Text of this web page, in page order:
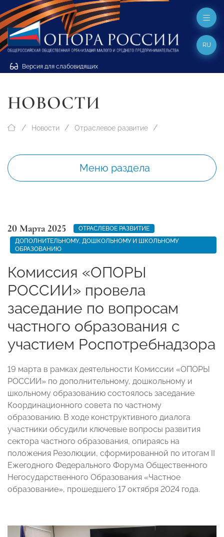
Версия для слабовидящих
RU
НОВОСТИ
Новости Отраслевое развитие
Меню раздела
20 Марта 2025
ОТРАСЛЕВОЕ РАЗВИТИЕ
ДОПОЛНИТЕЛЬНОМУ, ДОШКОЛЬНОМУ И ШКОЛЬНОМУ
ОБРАЗОВАНИЮ
Комиссия «ОПОРЫ
РОССИИ» провела
заседание по вопросам
частного образования с
участием Роспотребнадзора
19 марта в рамках деятельности Комиссии «ОПОРЫ
РОССИИ» по дополнительному, дошкольному и
школьному образованию состоялось заседание
Координационного совета по частному
образованию. В ходе конструктивного диалога
участники обсудили ключевые вопросы развития
сектора частного образования, опираясь на
положения Резолюции, сформированной по итогам II
Ежегодного Федерального Форума Общественного
Негосударственного Образования «Частное
образование», прошедшего 17 октября 2024 года.